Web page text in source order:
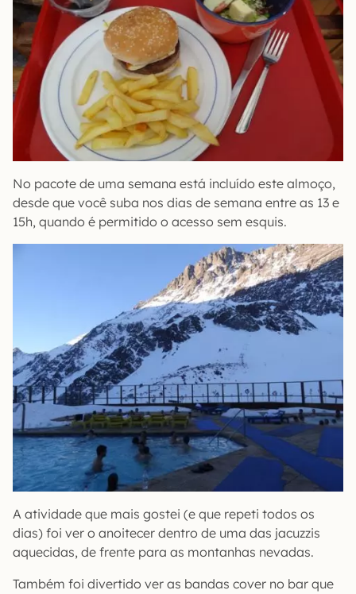
No pacote de uma semana está incluído este almoço,
desde que você suba nos dias de semana entre as 13 e
15h, quando é permitido o acesso sem esquis.
A atividade que mais gostei (e que repeti todos os
dias) foi ver o anoitecer dentro de uma das jacuzzis
aquecidas, de frente para as montanhas nevadas.
Também foi divertido ver as bandas cover no bar que